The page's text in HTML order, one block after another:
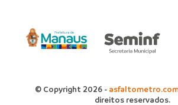
© Copyright 2026 -
direitos reservados.